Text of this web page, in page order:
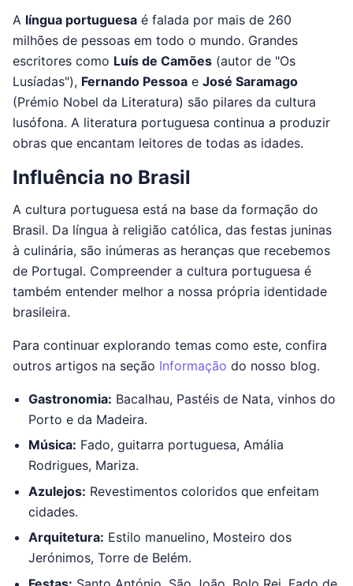
A língua portuguesa é falada por mais de 260
milhões de pessoas em todo o mundo. Grandes
escritores como Luís de Camões (autor de "Os
Lusíadas"), Fernando Pessoa e José Saramago
(Prémio Nobel da Literatura) são pilares da cultura
lusófona. A literatura portuguesa continua a produzir
obras que encantam leitores de todas as idades.
Influência no Brasil
A cultura portuguesa está na base da formação do
Brasil. Da língua à religião católica, das festas juninas
à culinária, são inúmeras as heranças que recebemos
de Portugal. Compreender a cultura portuguesa é
também entender melhor a nossa própria identidade
brasileira.
Para continuar explorando temas como este, confira
outros artigos na seção Informação do nosso blog.
Gastronomia: Bacalhau, Pastéis de Nata, vinhos do
Porto e da Madeira.
Música: Fado, guitarra portuguesa, Amália
Rodrigues, Mariza.
Azulejos: Revestimentos coloridos que enfeitam
cidades.
Arquitetura: Estilo manuelino, Mosteiro dos
Jerónimos, Torre de Belém.